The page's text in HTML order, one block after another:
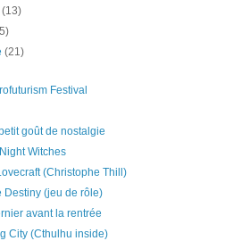
(13)
(21)
Festival
goût de nostalgie
Witches
(Christophe Thill)
Destiny (jeu de rôle)
avant la rentrée
City (Cthulhu inside)